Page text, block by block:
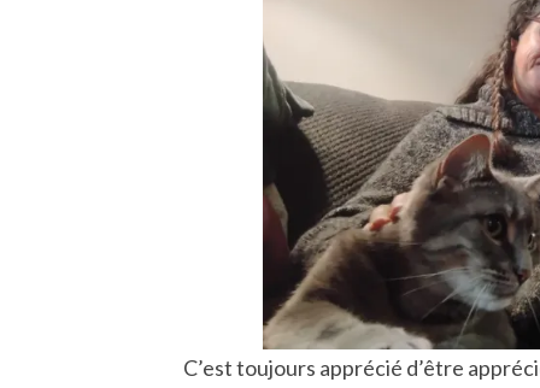
C’est toujours apprécié d’être